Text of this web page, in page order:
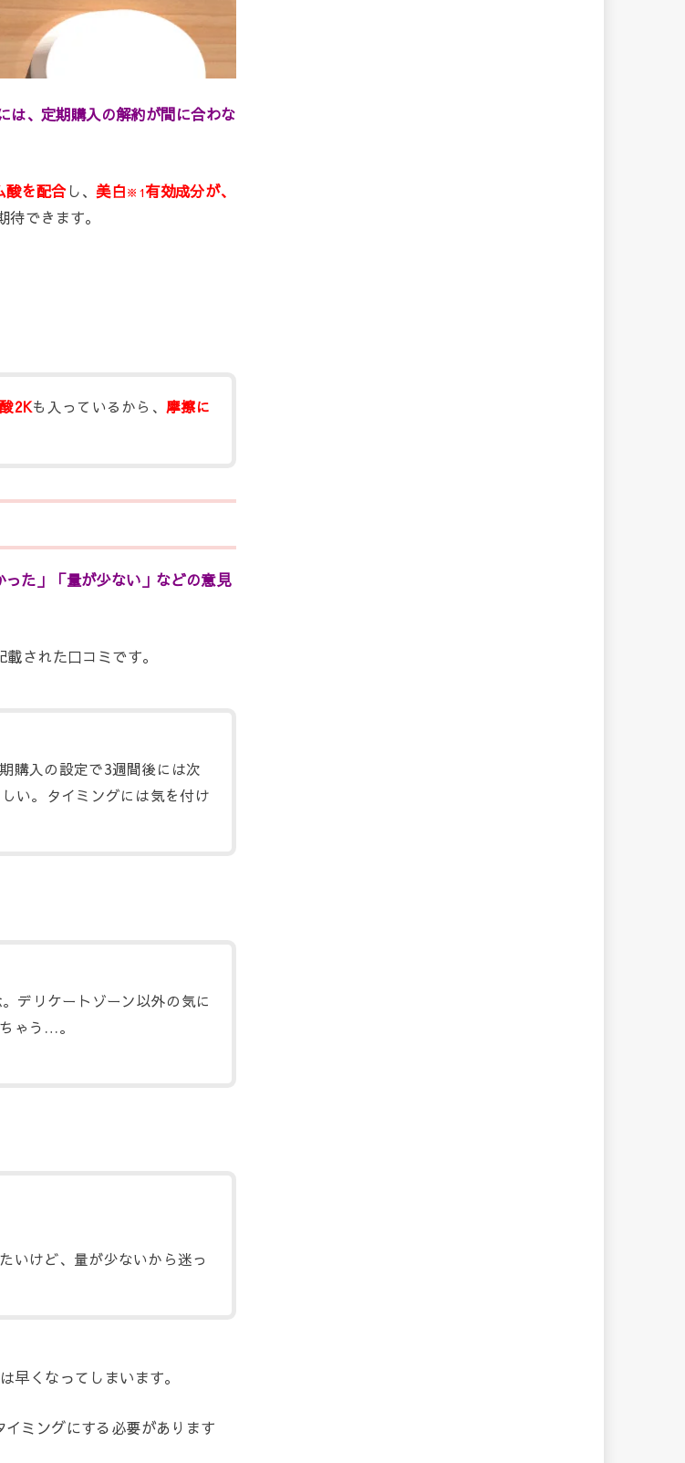
は、定期購入の解約が間に合わな
酸を配合し、 美白※1有効成分が、
待できます。
2Kも入っているから、摩擦に
た」「量が少ない」などの意見
された口コミです。
購入の設定で3週間後には次
い。タイミングには気を付け
デリケートゾーン以外の気に
ゃう…。
いけど、量が少ないから迷っ
早くなってしまいます。
ミングにする必要があります